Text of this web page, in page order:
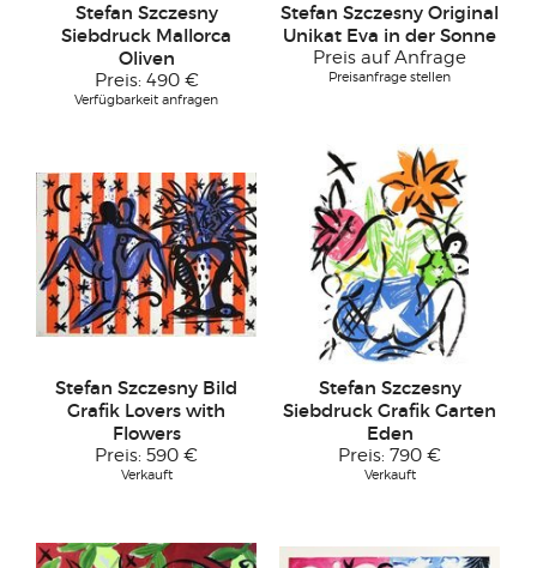
Stefan Szczesny
Siebdruck Mallorca
Oliven
Preis: 490 €
Verfügbarkeit anfragen
Stefan Szczesny Original
Unikat Eva in der Sonne
Preis auf Anfrage
Preisanfrage stellen
Stefan Szczesny Bild
Grafik Lovers with
Flowers
Preis: 590 €
Verkauft
Stefan Szczesny
Siebdruck Grafik Garten
Eden
Preis: 790 €
Verkauft